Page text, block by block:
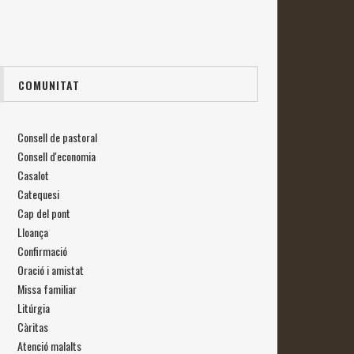
COMUNITAT
Consell de pastoral
Consell d'economia
Casalot
Catequesi
Cap del pont
Lloança
Confirmació
Oració i amistat
Missa familiar
Litúrgia
Càritas
Atenció malalts